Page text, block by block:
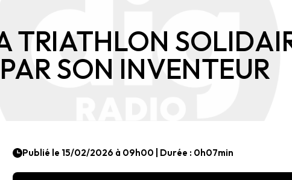
TRIATHLON
PAR SON INVENTEUR
Publié le 15/02/2026 à 09h00 | Durée : 0h07min